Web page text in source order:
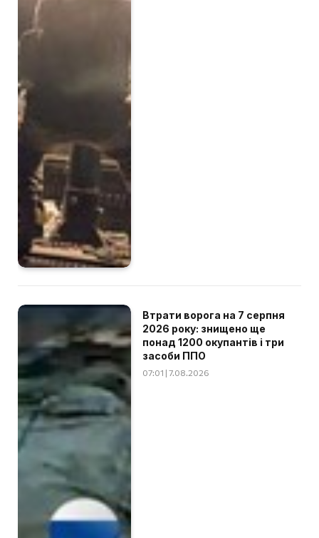
Втрати ворога на 7 серпня
2026 року: знищено ще
понад 1200 окупантів і три
засоби ППО
07:01 | 7.08.2026